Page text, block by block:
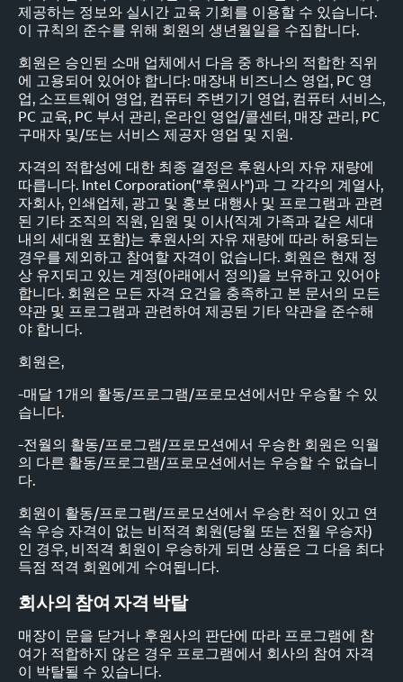
제공하는 정보와 실시간 교육 기회를 이용할 수 있습니다.
이 규칙의 준수를 위해 회원의 생년월일을 수집합니다.
회원은 승인된 소매 업체에서 다음 중 하나의 적합한 직위
에 고용되어 있어야 합니다: 매장내 비즈니스 영업, PC 영
업, 소프트웨어 영업, 컴퓨터 주변기기 영업, 컴퓨터 서비스,
PC 교육, PC 부서 관리, 온라인 영업/콜센터, 매장 관리, PC
구매자 및/또는 서비스 제공자 영업 및 지원.
자격의 적합성에 대한 최종 결정은 후원사의 자유 재량에
따릅니다. Intel Corporation("후원사")과 그 각각의 계열사,
자회사, 인쇄업체, 광고 및 홍보 대행사 및 프로그램과 관련
된 기타 조직의 직원, 임원 및 이사(직계 가족과 같은 세대
내의 세대원 포함)는 후원사의 자유 재량에 따라 허용되는
경우를 제외하고 참여할 자격이 없습니다. 회원은 현재 정
상 유지되고 있는 계정(아래에서 정의)을 보유하고 있어야
합니다. 회원은 모든 자격 요건을 충족하고 본 문서의 모든
약관 및 프로그램과 관련하여 제공된 기타 약관을 준수해
야 합니다.
회원은,
-매달 1개의 활동/프로그램/프로모션에서만 우승할 수 있
습니다.
-전월의 활동/프로그램/프로모션에서 우승한 회원은 익월
의 다른 활동/프로그램/프로모션에서는 우승할 수 없습니
다.
회원이 활동/프로그램/프로모션에서 우승한 적이 있고 연
속 우승 자격이 없는 비적격 회원(당월 또는 전월 우승자)
인 경우, 비적격 회원이 우승하게 되면 상품은 그 다음 최다
득점 적격 회원에게 수여됩니다.
회사의 참여 자격 박탈
매장이 문을 닫거나 후원사의 판단에 따라 프로그램에 참
여가 적합하지 않은 경우 프로그램에서 회사의 참여 자격
이 박탈될 수 있습니다.